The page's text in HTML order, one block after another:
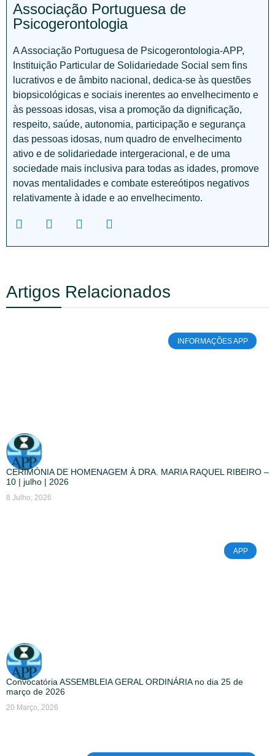
Associação Portuguesa de
Psicogerontologia
A Associação Portuguesa de Psicogerontologia-APP,
Instituição Particular de Solidariedade Social sem fins
lucrativos e de âmbito nacional, dedica-se às questões
biopsicológicas e sociais inerentes ao envelhecimento e
às pessoas idosas, visa a promoção da dignificação,
respeito, saúde, autonomia, participação e segurança
das pessoas idosas, num quadro de envelhecimento
ativo e de solidariedade intergeracional, e de uma
sociedade mais inclusiva para todas as idades, promove
novas mentalidades e combate estereótipos negativos
relativamente à idade e ao envelhecimento.
Artigos Relacionados
INFORMAÇÕES APP
CERIMÓNIA DE HOMENAGEM À DRA. MARIA RAQUEL RIBEIRO –
10 | julho | 2026
8 Julho, 2026
APP
Convocatória ASSEMBLEIA GERAL ORDINÁRIA no dia 25 de
março de 2026
20 Março, 2026